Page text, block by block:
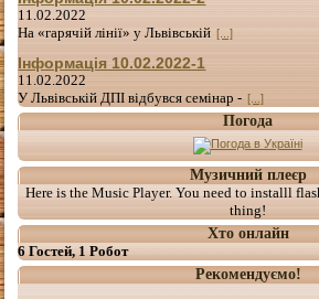
11.02.2022
На «гарячій лінії» у Львівській [...]
Інформація 10.02.2022-1
11.02.2022
У Львівській ДПІ відбувся семінар - [...]
Погода
Музичний плеєр
Here is the Music Player. You need to installl
thing!
Хто онлайн
6 Гостей, 1 Робот
Рекомендуємо!